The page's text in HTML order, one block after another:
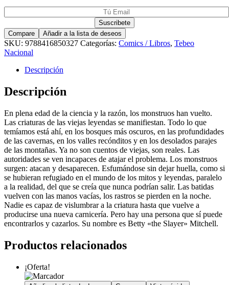
Compare Añadir a la lista de deseos
SKU: 9788416850327 Categorías: Comics / Libros, Tebeo
Nacional
Descripción
Descripción
En plena edad de la ciencia y la razón, los monstruos han vuelto.
Las criaturas de las viejas leyendas se manifiestan. Todo lo que
temíamos está ahí, en los bosques más oscuros, en las profundidades
de las cavernas, en los valles recónditos y en los desolados parajes
de las montañas. Ya no son cuentos de viejas, son reales. Las
autoridades se ven incapaces de atajar el problema. Los monstruos
surgen: atacan y desaparecen. Esfumándose sin dejar huella, como si
se hubieran refugiado en el mundo de los mitos y leyendas, paralelo
a la realidad, del que se creía que nunca podrían salir. Las batidas
vuelven con las manos vacías, los rastros se pierden en la noche.
Nadie es capaz de vislumbrar a la criatura hasta que vuelve a
producirse una nueva carnicería. Pero hay una persona que sí puede
encontrarlos y cazarlos. Su nombre es Betty «the Slayer» Mitchell.
Productos relacionados
¡Oferta!